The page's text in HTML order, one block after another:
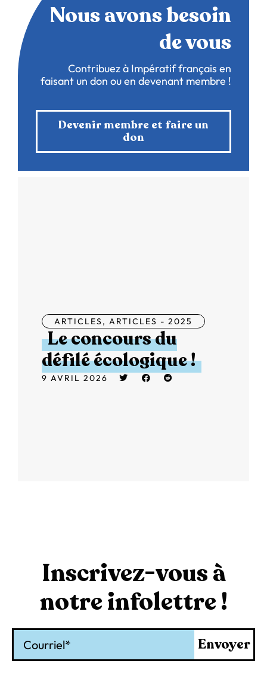
Nous avons besoin
de vous
Contribuez à Impératif français en
faisant un don ou en devenant membre !
Devenir membre et faire un
don
ARTICLES, ARTICLES - 2025
Le concours du
défilé écologique !
9 AVRIL 2026
Inscrivez-vous à
notre infolettre !
Envoyer